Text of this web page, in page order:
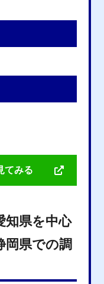
てみる
知県を中心
岡県での調